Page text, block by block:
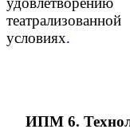
условиях.
ИПМ 6.